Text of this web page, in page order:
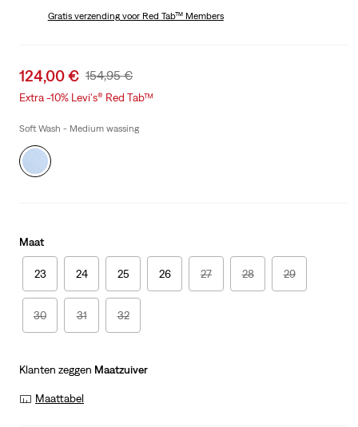
is
Was
Gratis verzendingvoor Red Tab™ Members
Sale
price
124,00 € Original
Price
154,95 €
Extra -10% Levi's® Red Tab™
Soft Wash - Medium wassing
Maat
23 24 25 26 27 28 29
30 31 32
Klanten zeggen Maatzuiver
Maattabel